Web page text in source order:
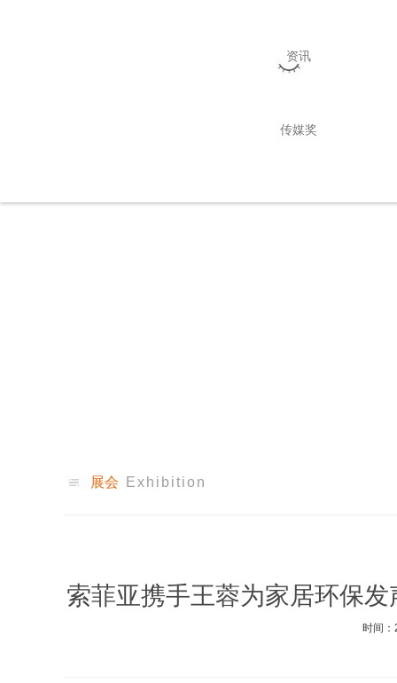
资讯
传媒奖
展会 Exhibition
索菲亚携手王蓉为家居环保
时间